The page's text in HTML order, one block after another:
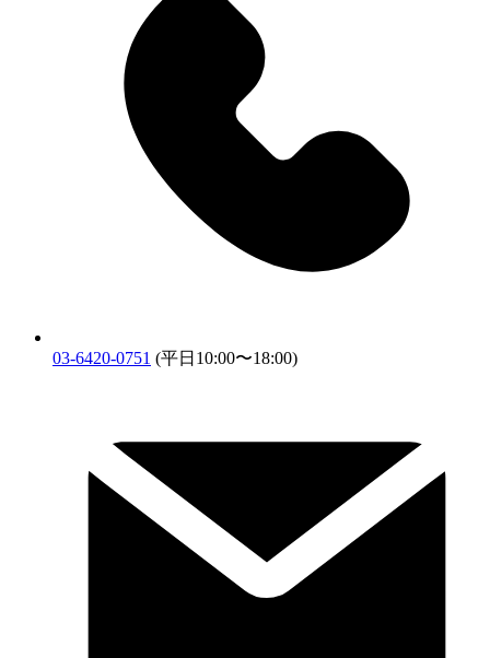
03-6420-0751 (平日10:00〜18:00)